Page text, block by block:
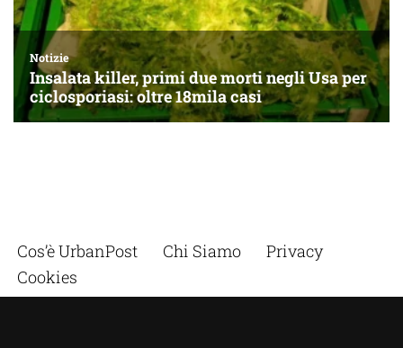
Cos’è UrbanPost Chi Siamo
Privacy
Cookies